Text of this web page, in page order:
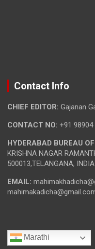
Contact Info
CHIEF EDITOR: Gajanan
CONTACT NO: +91 98904
HYDERABAD BUREAU
KRISHNA NAGAR
500013,TELANGANA, INDIA.
EMAIL:
Marathi